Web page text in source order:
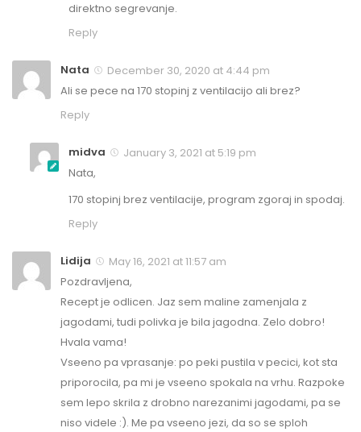
direktno segrevanje.
Reply
Nata
December 30, 2020 at 4:44 pm
Ali se pece na 170 stopinj z ventilacijo ali brez?
Reply
midva
January 3, 2021 at 5:19 pm
Nata,
170 stopinj brez ventilacije, program zgoraj in spodaj.
Reply
Lidija
May 16, 2021 at 11:57 am
Pozdravljena,
Recept je odlicen. Jaz sem maline zamenjala z
jagodami, tudi polivka je bila jagodna. Zelo dobro!
Hvala vama!
Vseeno pa vprasanje: po peki pustila v pecici, kot sta
priporocila, pa mi je vseeno spokala na vrhu. Razpoke
sem lepo skrila z drobno narezanimi jagodami, pa se
niso videle :). Me pa vseeno jezi, da so se sploh